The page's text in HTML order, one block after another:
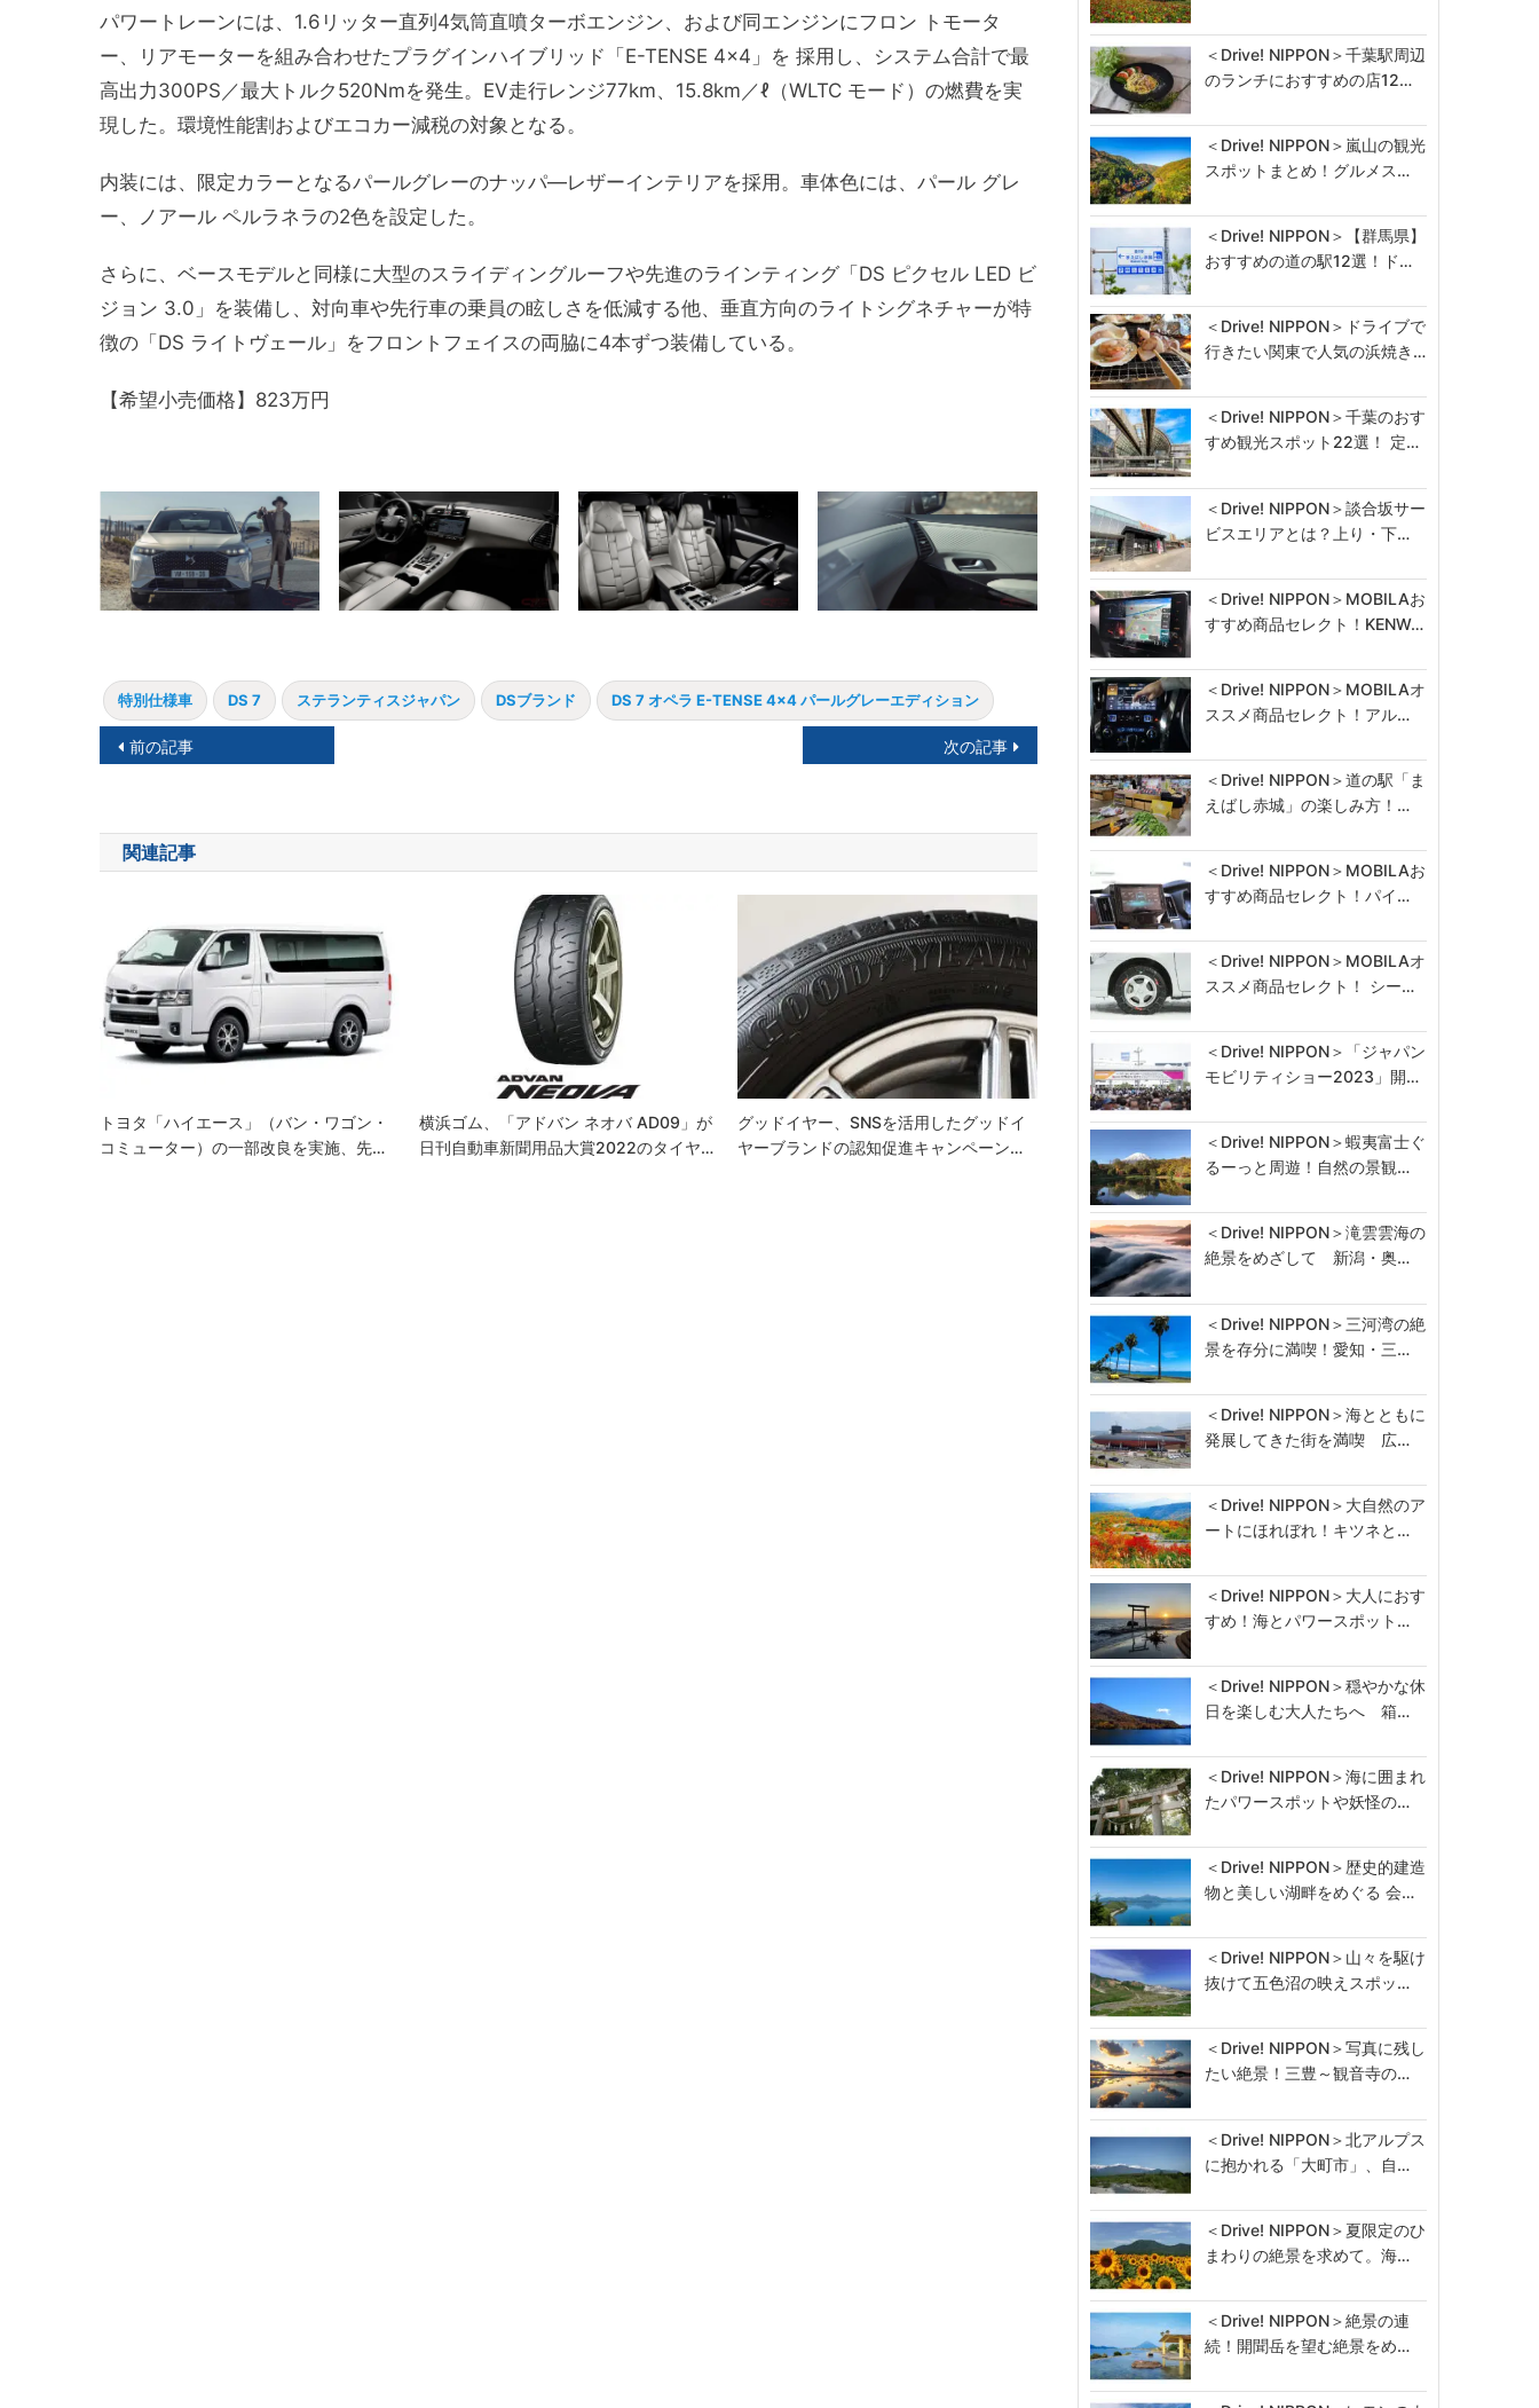
パワートレーンには、1.6リッター直列4気筒直噴ターボエンジン、および同エンジンにフロン トモータ
ー、リアモーターを組み合わせたプラグインハイブリッド「E-TENSE 4×4」を 採用し、システム合計で最
高出力300PS／最大トルク520Nmを発生。EV走行レンジ77km、15.8km／ℓ（WLTC モード）の燃費を実
現した。環境性能割およびエコカー減税の対象となる。
内装には、限定カラーとなるパールグレーのナッパ―レザーインテリアを採用。車体色には、パール グレ
ー、ノアール ペルラネラの2色を設定した。
さらに、ベースモデルと同様に大型のスライディングルーフや先進のラインティング「DS ピクセル LED ビ
ジョン 3.0」を装備し、対向車や先行車の乗員の眩しさを低減する他、垂直方向のライトシグネチャーが特
徴の「DS ライトヴェール」をフロントフェイスの両脇に4本ずつ装備している。
【希望小売価格】823万円
特別仕様車 DS 7 ステランティスジャパン DSブランド DS 7 オペラ E-TENSE 4x4 パールグレーエディション
投
ナ
ビ
ー
シ
ョ
前の記事 次の記事
関連記事
トヨタ「ハイエース」（バン・ワゴン・
コミューター）の一部改良を実施、先…
横浜ゴム、「アドバン ネオバ AD09」が
日刊自動車新聞用品大賞2022のタイヤ…
グッドイヤー、SNSを活用したグッドイ
ヤーブランドの認知促進キャンペーン…
＜Drive! NIPPON＞千葉駅周辺
のランチにおすすめの店12…
＜Drive! NIPPON＞嵐山の観光
スポットまとめ！グルメス…
＜Drive! NIPPON＞【群馬県】
おすすめの道の駅12選！ド…
＜Drive! NIPPON＞ドライブで
行きたい関東で人気の浜焼き…
＜Drive! NIPPON＞千葉のおす
すめ観光スポット22選！ 定…
＜Drive! NIPPON＞談合坂サー
ビスエリアとは？上り・下…
＜Drive! NIPPON＞MOBILAお
すすめ商品セレクト！KENW…
＜Drive! NIPPON＞MOBILAオ
ススメ商品セレクト！アル…
＜Drive! NIPPON＞道の駅「ま
えばし赤城」の楽しみ方！…
＜Drive! NIPPON＞MOBILAお
すすめ商品セレクト！パイ…
＜Drive! NIPPON＞MOBILAオ
ススメ商品セレクト！ シー…
＜Drive! NIPPON＞「ジャパン
モビリティショー2023」開…
＜Drive! NIPPON＞蝦夷富士ぐ
るーっと周遊！自然の景観…
＜Drive! NIPPON＞滝雲雲海の
絶景をめざして 新潟・奥…
＜Drive! NIPPON＞三河湾の絶
景を存分に満喫！愛知・三…
＜Drive! NIPPON＞海とともに
発展してきた街を満喫 広…
＜Drive! NIPPON＞大自然のア
ートにほれぼれ！キツネと…
＜Drive! NIPPON＞大人におす
すめ！海とパワースポット…
＜Drive! NIPPON＞穏やかな休
日を楽しむ大人たちへ 箱…
＜Drive! NIPPON＞海に囲まれ
たパワースポットや妖怪の…
＜Drive! NIPPON＞歴史的建造
物と美しい湖畔をめぐる 会…
＜Drive! NIPPON＞山々を駆け
抜けて五色沼の映えスポッ…
＜Drive! NIPPON＞写真に残し
たい絶景！三豊～観音寺の…
＜Drive! NIPPON＞北アルプス
に抱かれる「大町市」、自…
＜Drive! NIPPON＞夏限定のひ
まわりの絶景を求めて。海…
＜Drive! NIPPON＞絶景の連
続！開聞岳を望む絶景をめ…